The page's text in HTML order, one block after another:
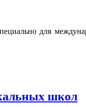
для
школ